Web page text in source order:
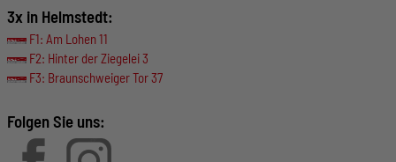
3x in Helmstedt:
F1: Am Lohen 11
F2: Hinter der Ziegelei 3
F3: Braunschweiger Tor 37
Folgen Sie uns: